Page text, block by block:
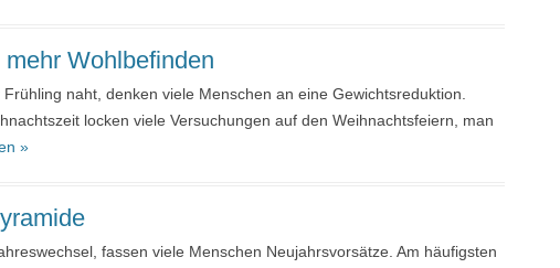
Wohlbefinden
naht, denken viele Menschen an eine Gewichtsreduktion.
locken viele Versuchungen auf den Weihnachtsfeiern, man
»
fassen viele Menschen Neujahrsvorsätze. Am häufigsten